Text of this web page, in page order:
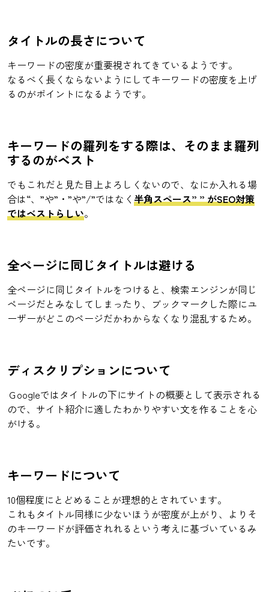
タイトルの長さについて
キーワードの密度が重要視されてきているようです。
なるべく長くならないようにしてキーワードの密度を上げ
るのがポイントになるようです。
キーワードの羅列をする際は、そのまま羅列
するのがベスト
でもこれだと見た目上よろしくないので、なにか入れる場
合は“、”や”・”や”/”ではなく 半角スペース” ” がSEO対策
ではベストらしい。
全ページに同じタイトルは避ける
全ページに同じタイトルをつけると、検索エンジンが同じ
ページだとみなしてしまったり、ブックマークした際にユ
ーザーがどこのページだかわからなくなり混乱するため。
ディスクリプションについて
Ｇoogleではタイトルの下にサイトの概要として表示される
ので、サイト紹介に適したわかりやすい文を作ることを心
がける。
キーワードについて
10個程度にとどめることが理想的とされています。
これもタイトル同様に少ないほうが密度が上がり、よりそ
のキーワードが評価されれるという考えに基づいているみ
たいです。